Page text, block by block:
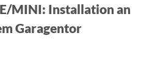
MINI: Installation an
Garagentor